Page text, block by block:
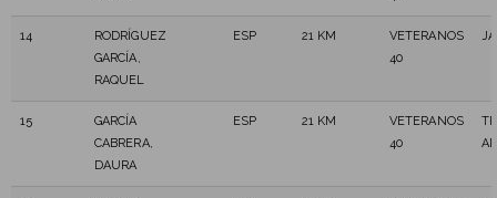
14
RODRÍGUEZ
GARCÍA,
RAQUEL
ESP 21 KM
VETERANOS
40
15
GARCÍA
CABRERA,
DAURA
ESP 21 KM
VETERANOS
40